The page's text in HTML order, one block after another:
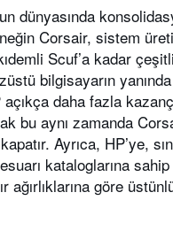
dünyasında
Corsair, sistem
Scuf’a kadar
bilgisayarın
açıkça daha fazla kazanç
bu aynı zamanda
Ayrıca, HP’ye,
kataloglarına
ağırlıklarına göre